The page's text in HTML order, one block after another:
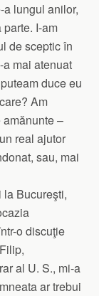
lungul anilor,
I-am
de sceptic în
mai atenuat
duce eu
Am
–
real ajutor
sau, mai
Bucureşti,
o discuţie
al U. S., mi-a
ar trebui